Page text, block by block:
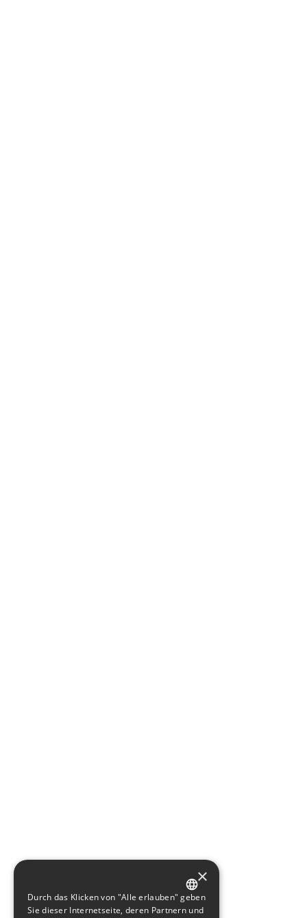
GERMAN
×
Durch das Klicken von "Alle erlauben" geben
Sie dieser Internetseite, deren Partnern und